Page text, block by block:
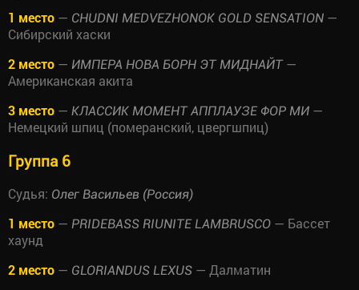
1 место — CHUDNI MEDVEZHONOK GOLD SENSATION —
Сибирский хаски
2 место — ИМПЕРА НОВА БОРН ЭТ МИДНАЙТ—
Американская акита
3 место — КЛАССИК МОМЕНТ АППЛАУЗЕ ФОР МИ —
Немецкий шпиц (померанский, цвергшпиц)
Группа 6
Судья: Олег Васильев (Россия)
1 место — PRIDEBASS RIUNITE LAMBRUSCO — Бассет
хаунд
2 место — GLORIANDUS LEXUS — Далматин